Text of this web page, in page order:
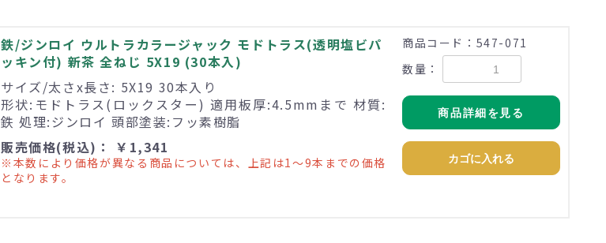
鉄/ジンロイ ウルトラカラージャック モドトラス(透明塩ビパ
ッキン付) 新茶 全ねじ 5X19 (30本入)
サイズ/太さx長さ: 5X19 30本入り
形状:モドトラス(ロックスター) 適用板厚:4.5mmまで 材質:
鉄 処理:ジンロイ 頭部塗装:フッ素樹脂
販売価格(税込)： ￥1,341
※本数により価格が異なる商品については、上記は1～9本までの価格
となります。
商品コード：547-071
数量：
商品詳細を見る
カゴに入れる